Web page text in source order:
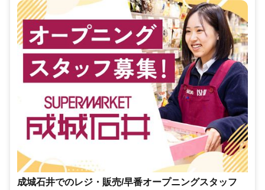
成城石井でのレジ・販売/早番オープニングスタッフ